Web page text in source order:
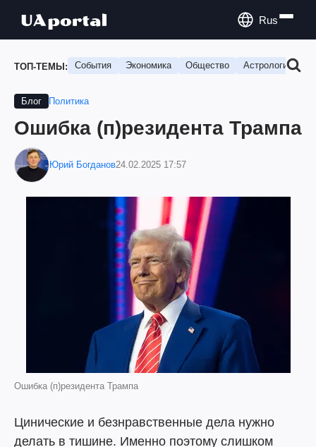
Rus
ТОП-ТЕМЫ: События Экономика Общество Астрология
Блог Политика
Ошибка (п)резидента Трампа
Юрий Богданов24.02.2025 17:57
Ошибка (п)резидента Трампа
Цинические и безнравственные дела нужно
делать в тишине. Именно поэтому слишком